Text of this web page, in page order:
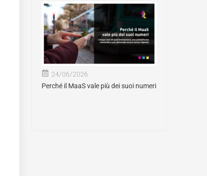
24/06/2026
Perché il MaaS vale più dei suoi numeri